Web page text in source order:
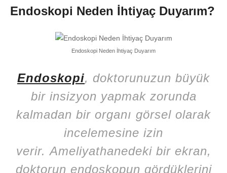
Endoskopi Neden İhtiyaç Duyarım?
Endoskopi Neden İhtiyaç Duyarım
Endoskopi, doktorunuzun büyük
bir insizyon yapmak zorunda
kalmadan bir organı görsel olarak
incelemesine izin
verir. Ameliyathanedeki bir ekran,
doktorun endoskopun gördüklerini